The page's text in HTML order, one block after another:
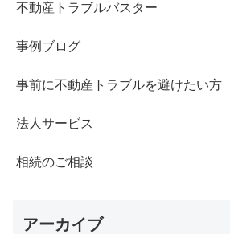
不動産トラブルバスター
事例ブログ
事前に不動産トラブルを避けたい方
法人サービス
相続のご相談
アーカイブ